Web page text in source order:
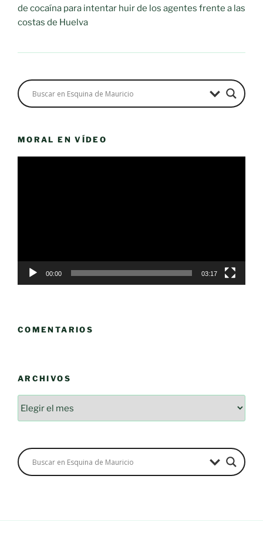
de cocaína para intentar huir de los agentes frente a las
costas de Huelva
MORAL EN VÍDEO
00:00 03:17
COMENTARIOS
ARCHIVOS